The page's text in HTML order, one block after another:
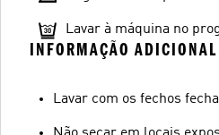
Lavar à máquina no
INFORMAÇÃO
Lavar com os fechos